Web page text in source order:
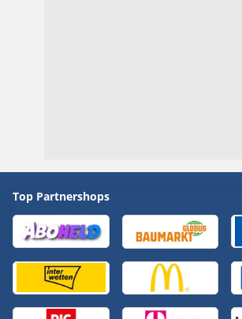
Top Partnershops